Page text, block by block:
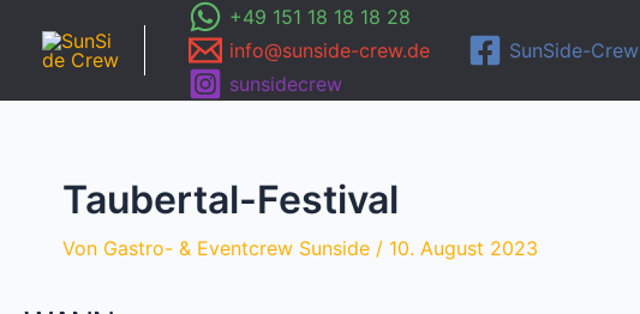
Inhalt
springen
+49 151 18 18 18 28
info@sunside-crew.de
SunSide-Crew
sunsidecrew
Taubertal-Festival
Von Gastro- & Eventcrew Sunside / 10. August 2023